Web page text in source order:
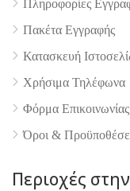
Πληροφορίες
Πακέτα Εγγραφής
Κατασκευή
Χρήσιμα Τηλέφωνα
Φόρμα Επικοινωνίας
Όροι &
Περιοχές